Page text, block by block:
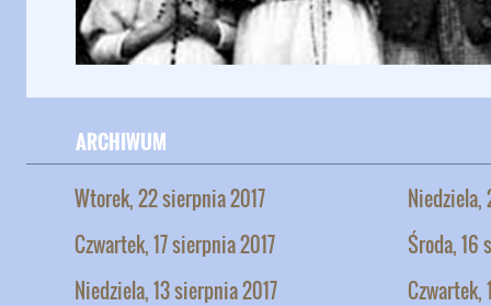
ARCHIWUM
Wtorek, 22 sierpnia 2017
Niedziela,
Czwartek, 17 sierpnia 2017
Środa, 16
Niedziela, 13 sierpnia 2017
Czwartek,